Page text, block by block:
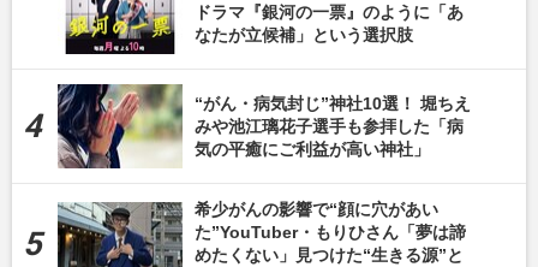
ドラマ『銀河の一票』のように「あ
なたが立候補」という選択肢
“がん・病気封じ”神社10選！ 堀ちえ
みや池江璃花子選手も参拝した「病
気の平癒にご利益が高い神社」
希少がんの影響で“顔に穴があい
た”YouTuber・もりひさん「夢は諦
めたくない」見つけた“生きる源”と